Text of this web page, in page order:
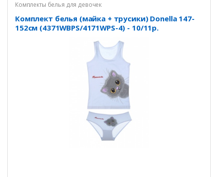
Комплекты белья для девочек
Комплект белья (майка + трусики) Donella 147-
152см (4371WBPS/4171WPS-4) - 10/11р.